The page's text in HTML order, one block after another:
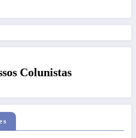
Colunistas